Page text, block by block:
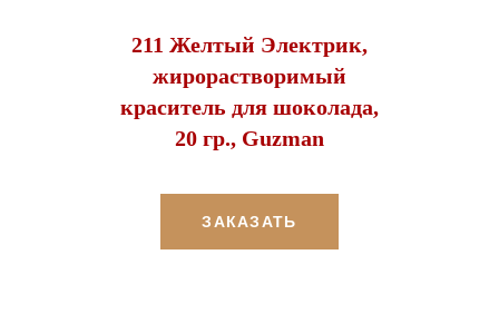
211 Желтый Электрик,
жирорастворимый
краситель для шоколада,
20 гр., Guzman
ЗАКАЗАТЬ